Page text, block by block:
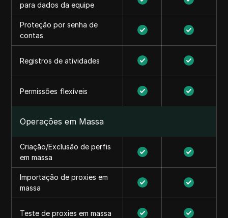
para dados da equipe
Proteção por senha de
contas
Registros de atividades
Permissões flexíveis
Operações em Massa
Criação/Exclusão de perfis
em massa
Importação de proxies em
massa
Teste de proxies em massa